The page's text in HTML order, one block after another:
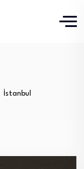
İstanbul